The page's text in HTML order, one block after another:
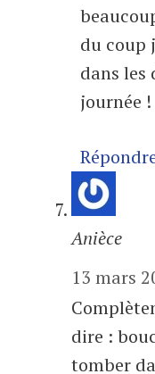
du coup
dans les
journée !
Anièce
13 mars
dire :
tomber